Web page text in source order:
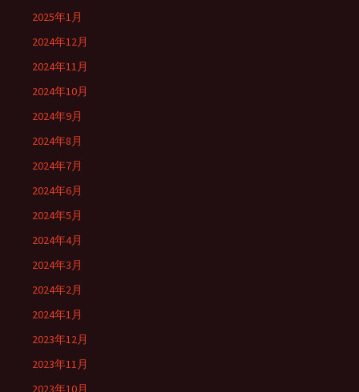
2025年1月
2024年12月
2024年11月
2024年10月
2024年9月
2024年8月
2024年7月
2024年6月
2024年5月
2024年4月
2024年3月
2024年2月
2024年1月
2023年12月
2023年11月
2023年10月